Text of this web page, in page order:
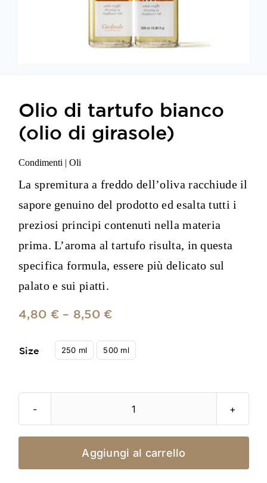
Appetizers
Contatti
Olio di tartufo bianco
(olio di girasole)
Condimenti | Oli
La spremitura a freddo dell’oliva racchiude il
sapore genuino del prodotto ed esalta tutti i
preziosi principi contenuti nella materia
prima. L’aroma al tartufo risulta, in questa
specifica formula, essere più delicato sul
palato e sui piatti.
4,80 €– 8,50 €
Size 250 ml 500 ml
Olio
tartufo
Aggiungi al carrello